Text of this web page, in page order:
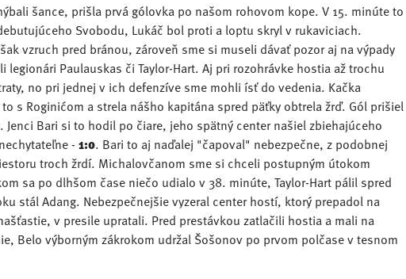
šance, prišla prvá gólovka po našom rohovom kope. V 15. minúte to
Svobodu, Lukáč bol proti a loptu skryl v rukaviciach.
vzruch pred bránou, zároveň sme si museli dávať pozor aj na výpady
Paulauskas či Taylor-Hart. Aj pri rozohrávke hostia až trochu
no pri jednej v ich defenzíve sme mohli ísť do vedenia. Kačka
s Roginićom a strela nášho kapitána spred päťky obtrela žrď. Gól prišiel
Bari si to hodil po čiare, jeho spätný center našiel zbiehajúceho
- 1:0. Bari to aj naďalej "čapoval" nebezpečne, z podobnej
troch žrdí. Michalovčanom sme si chceli postupným útokom
sa po dlhšom čase niečo udialo v 38. minúte, Taylor-Hart pálil spred
stál Adang. Nebezpečnejšie vyzeral center hostí, ktorý prepadol na
v presile upratali. Pred prestávkou zatlačili hostia a mali na
Belo výborným zákrokom udržal Šošonov po prvom polčase v tesnom